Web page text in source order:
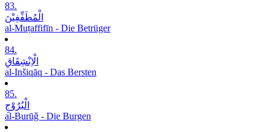
83.
الْمُطَفِّفِیْنَ
al-Muṭaffifīn - Die Betrüger
84.
الْاِنْشِقَاقِ
al-Inšiqāq - Das Bersten
85.
الْبُرُوْجِ
al-Burūǧ - Die Burgen